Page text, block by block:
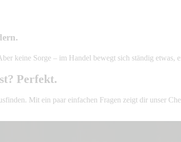
keine Sorge – im Handel bewegt sich ständig etwas,
Perfekt.
Mit ein paar einfachen Fragen zeigt dir unser